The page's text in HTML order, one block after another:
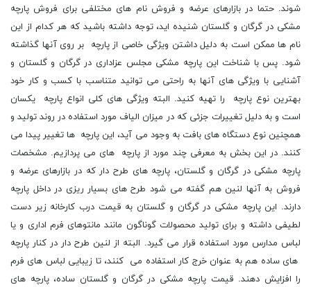
شوند. حتما در بازارهای عرضه و فروش نام های مختلفی برای فروش پارچه
مشکی در گرگان و گلستان شنیده اید، توجه داشته باشید که هر کدام از این
نام ها ممکن است به دلیل داشتن ویژگی خاصی از پارچه بر روی آنها گذاشته
شود. پس با شناخت این پارچه مشکی مجلس عزاداری در گرگان و گلستان و
آشنایی با ویژگی های آنها به راحتی می توانید متناسب با کسب و کار خود
بهترین نوع پارچه را تهیه کنید. البته ویژگی های کلی انواع پارچه یکسان
است و به دلیل تغییرات جزئی که در میزان الیاف مورد استفاده در روند تولید و
همچنین نوع دستگاه های بافت به وجود می آید، این پارچه ها تغییر پیدا می
کنند. در این بخش به معرفی چند مورد از پارچه های می پردازیم. مشخصات
پارچه مشکی در گرگان و گلستان، پارچه های طرح دار که در بازارهای عرضه و
فروش به آنها لنین هم گفته می شود طرح های بسیار ریزی در داخل پارچه
دارند. این پارچه مشکی در گرگان و گلستان به قیمت درب کارخانه زیر دست
لطیفی داشته و برای تولید محصولات گوناگون مانند مانتوهای فرم اداری و یا
لباس مدارس مورد استفاده قرار می گیرد. البته از لنین طرح دار در کنار پارچه
های ساده هم به عنوان خرج کار استفاده می کنند، تا زیبایی لباس های فرم
را افزایش دهند. قیمت پارچه مشکی در گرگان و گلستان ساده، پارچه های